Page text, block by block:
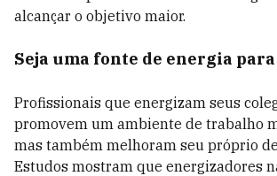
alcançar o objetivo maior.
Seja uma fonte de energia
Profissionais que energizam seus
promovem um ambiente de trabalho
mas também melhoram seu próprio
Estudos mostram que energizadores